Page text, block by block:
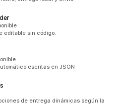
editable sin código.
escritas en JSON
de entrega dinámicas según la